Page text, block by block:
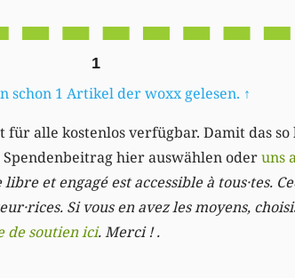
1
schon 1 Artikel der woxx gelesen. ↑
alle kostenlos verfügbar. Damit das
hier auswählen oderuns
et engagé est accessible à tous·tes.
Si vous en avez les moyens,
de soutien ici. Merci ! .